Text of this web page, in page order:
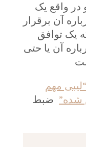
در واقع یک
آن برقرار
یک توافق
آن یا حتی
مهم
شده” ضبط